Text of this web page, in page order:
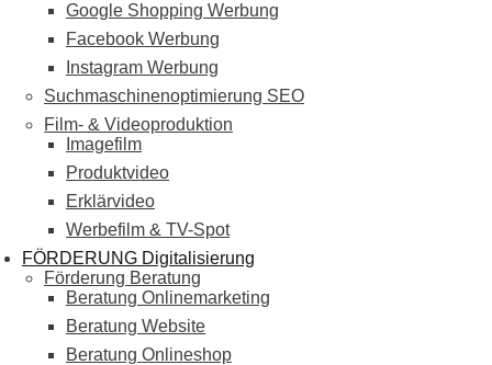
Google Shopping Werbung
Facebook Werbung
Instagram Werbung
Suchmaschinenoptimierung SEO
Film- & Videoproduktion
Imagefilm
Produktvideo
Erklärvideo
Werbefilm & TV-Spot
FÖRDERUNG Digitalisierung
Förderung Beratung
Beratung Onlinemarketing
Beratung Website
Beratung Onlineshop